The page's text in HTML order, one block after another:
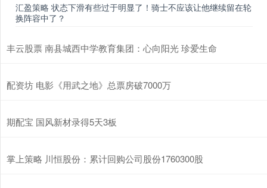
汇盈策略 状态下滑有些过于明显了！骑士不应该让他继续留在轮
换阵容中了？
丰云股票 南县城西中学教育集团：心向阳光 珍爱生命
配资坊 电影《用武之地》总票房破7000万
期配宝 国风新材录得5天3板
掌上策略 川恒股份：累计回购公司股份1760300股